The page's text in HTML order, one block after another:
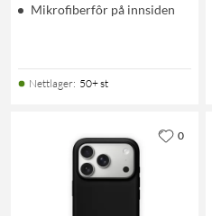
Mikrofiberfôr på innsiden
Nettlager: 50+ st
0